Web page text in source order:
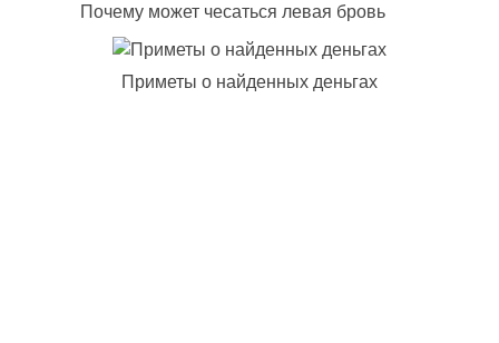
Почему может чесаться левая бровь
Приметы о найденных деньгах